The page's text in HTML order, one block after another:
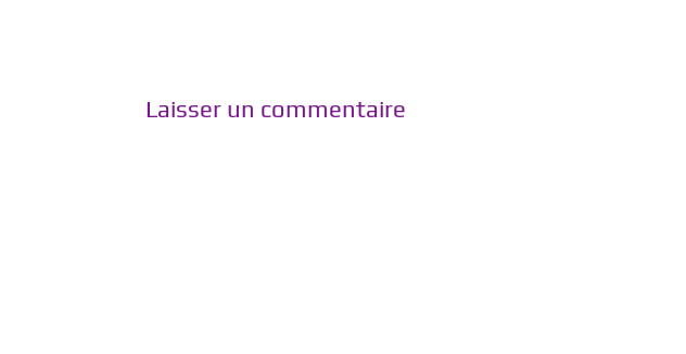
Laisser un commentaire